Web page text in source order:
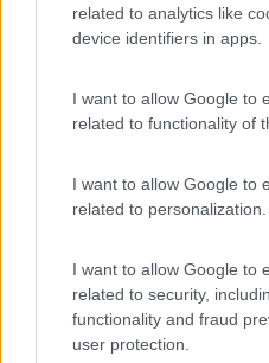
related to analytics like
device identifiers in apps.
I want to allow Google to
related to functionality of
I want to allow Google to
related to personalization.
I want to allow Google to
related to security,
functionality and fraud
user protection.
7.7 La Perla
Porto